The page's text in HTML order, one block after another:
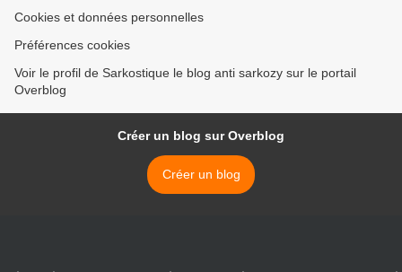
Cookies et données personnelles
Préférences cookies
Voir le profil de Sarkostique le blog anti sarkozy sur le portail
Overblog
Créer un blog sur Overblog
Créer un blog